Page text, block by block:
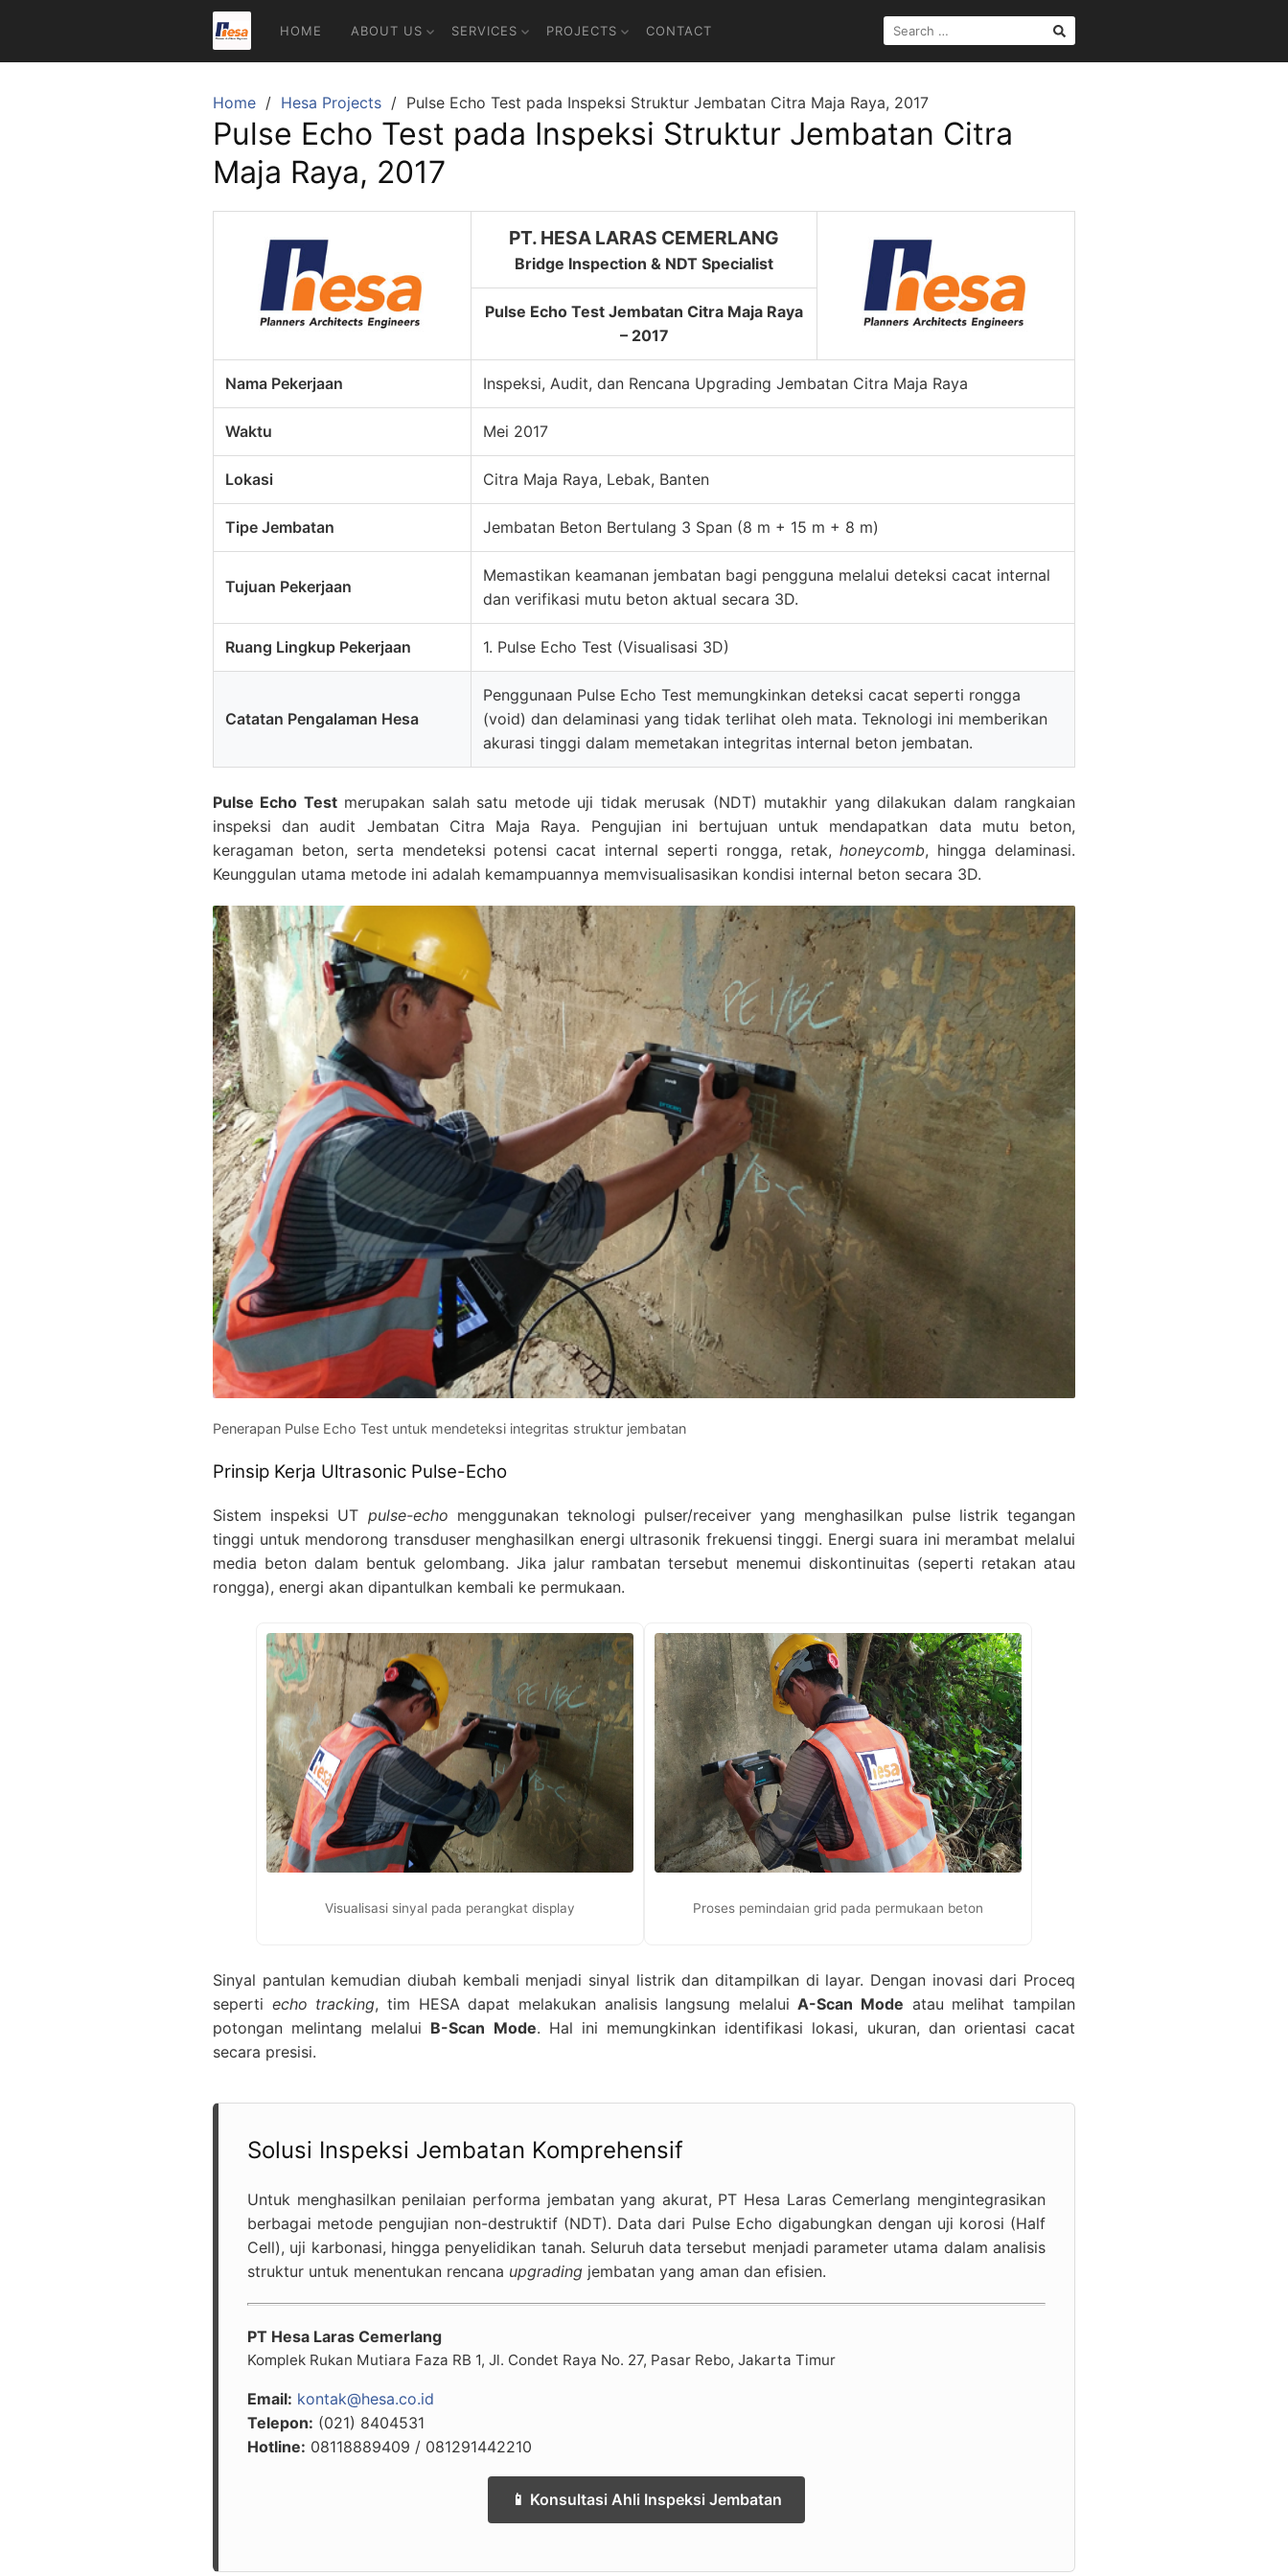
content
HOME ABOUT US SERVICES PROJECTS CONTACT
SEARCH
FOR:
Home Hesa Projects Pulse Echo Test pada Inspeksi Struktur Jembatan Citra Maja Raya, 2017
Pulse Echo Test pada Inspeksi Struktur Jembatan Citra
Maja Raya, 2017
PT. HESA LARAS CEMERLANG
Bridge Inspection & NDT Specialist
Pulse Echo Test Jembatan Citra Maja Raya
– 2017
Nama Pekerjaan Inspeksi, Audit, dan Rencana Upgrading Jembatan Citra Maja Raya
Waktu Mei 2017
Lokasi Citra Maja Raya, Lebak, Banten
Tipe Jembatan Jembatan Beton Bertulang 3 Span (8 m + 15 m + 8 m)
Tujuan Pekerjaan
Memastikan keamanan jembatan bagi pengguna melalui deteksi cacat internal
dan verifikasi mutu beton aktual secara 3D.
Ruang Lingkup Pekerjaan 1. Pulse Echo Test (Visualisasi 3D)
Catatan Pengalaman Hesa
Penggunaan Pulse Echo Test memungkinkan deteksi cacat seperti rongga
(void) dan delaminasi yang tidak terlihat oleh mata. Teknologi ini memberikan
akurasi tinggi dalam memetakan integritas internal beton jembatan.
Pulse Echo Testmerupakan salah satu metode uji tidak merusak (NDT) mutakhir yang dilakukan dalam rangkaian
inspeksi dan audit Jembatan Citra Maja Raya. Pengujian ini bertujuan untuk mendapatkan data mutu beton,
keragaman beton, serta mendeteksi potensi cacat internal seperti rongga, retak,honeycomb, hingga delaminasi.
Keunggulan utama metode ini adalah kemampuannya memvisualisasikan kondisi internal beton secara 3D.
Penerapan Pulse Echo Test untuk mendeteksi integritas struktur jembatan
Prinsip Kerja Ultrasonic Pulse-Echo
Sistem inspeksi UT pulse-echo menggunakan teknologi pulser/receiver yang menghasilkan pulse listrik tegangan
tinggi untuk mendorong transduser menghasilkan energi ultrasonik frekuensi tinggi. Energi suara ini merambat melalui
media beton dalam bentuk gelombang. Jika jalur rambatan tersebut menemui diskontinuitas (seperti retakan atau
rongga), energi akan dipantulkan kembali ke permukaan.
Visualisasi sinyal pada perangkat display Proses pemindaian grid pada permukaan beton
Sinyal pantulan kemudian diubah kembali menjadi sinyal listrik dan ditampilkan di layar. Dengan inovasi dari Proceq
seperti echo tracking, tim HESA dapat melakukan analisis langsung melaluiA-Scan Mode atau melihat tampilan
potongan melintang melalui B-Scan Mode. Hal ini memungkinkan identifikasi lokasi, ukuran, dan orientasi cacat
secara presisi.
Solusi Inspeksi Jembatan Komprehensif
Untuk menghasilkan penilaian performa jembatan yang akurat, PT Hesa Laras Cemerlang mengintegrasikan
berbagai metode pengujian non-destruktif (NDT). Data dari Pulse Echo digabungkan dengan uji korosi (Half
Cell), uji karbonasi, hingga penyelidikan tanah. Seluruh data tersebut menjadi parameter utama dalam analisis
struktur untuk menentukan rencana upgrading jembatan yang aman dan efisien.
PT Hesa Laras Cemerlang
Komplek Rukan Mutiara Faza RB 1, Jl. Condet Raya No. 27, Pasar Rebo, Jakarta Timur
Email: kontak@hesa.co.id
Telepon: (021) 8404531
Hotline: 08118889409 / 081291442210
📱 Konsultasi Ahli Inspeksi Jembatan